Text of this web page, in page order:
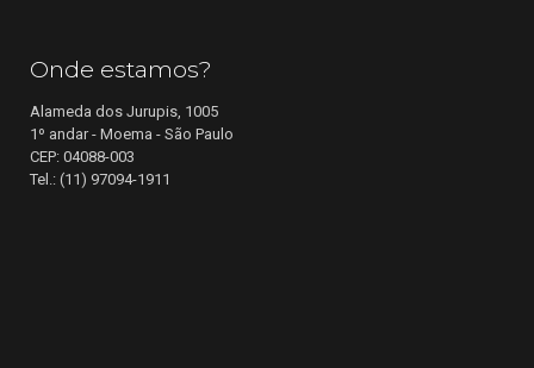
Onde estamos?
Alameda dos Jurupis, 1005
1º andar - Moema - São Paulo
CEP: 04088-003
Tel.: (11) 97094-1911